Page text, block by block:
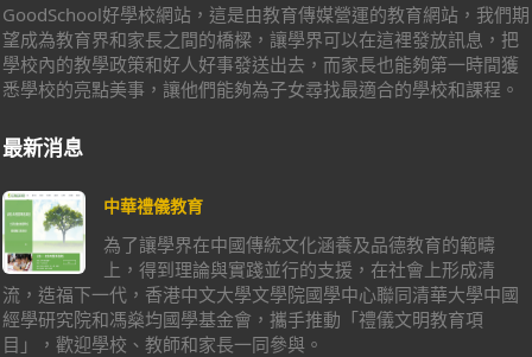
GoodSchool好學校網站，這是由教育傳媒營運的教育網站，我們期
望成為教育界和家長之間的橋樑，讓學界可以在這裡發放訊息，把
學校內的教學政策和好人好事發送出去，而家長也能夠第一時間獲
悉學校的亮點美事，讓他們能夠為子女尋找最適合的學校和課程。
最新消息
中華禮儀教育
為了讓學界在中國傳統文化涵養及品德教育的範疇
上，得到理論與實踐並行的支援，在社會上形成清
流，造福下一代，香港中文大學文學院國學中心聯同清華大學中國
經學研究院和馮燊均國學基金會，攜手推動「禮儀文明教育項
目」，歡迎學校、教師和家長一同參與。